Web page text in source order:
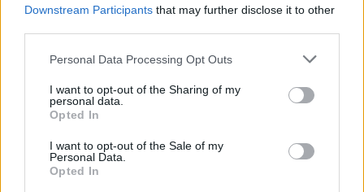
Downstream Participants that may further disclose it to other
Please note that this website/app uses one or more Google
not limited to your visit or usage behaviour. You may click to
grant or deny consent to Google and its third-party tags to
use your data for below specified purposes in below Google
consent section.
Personal Data Processing Opt Outs
I want to opt-out of the Sharing of my
personal data.
Opted In
I want to opt-out of the Sale of my
Personal Data.
Opted In
Foto: FB Randy Santel
Randy bo vesel gledalcev, ki ga bodo bodrili ob
spopadu z mesno mrcino. Pridite in navijajte za